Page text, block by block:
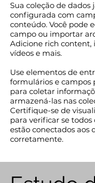
Sua coleção de dados
configurada com
conteúdo. Você pode
campo ou importar
Adicione rich content,
vídeos e mais.
Use elementos de
formulários e campos
para coletar
armazená-las nas
Certifique-se de
para verificar se todos
estão conectados aos
corretamente.